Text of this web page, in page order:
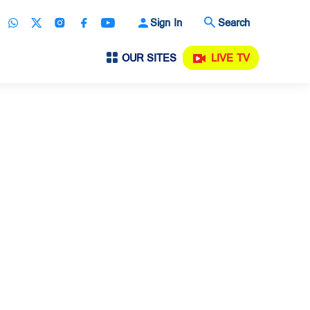
Sign In Search
OUR SITES LIVE TV